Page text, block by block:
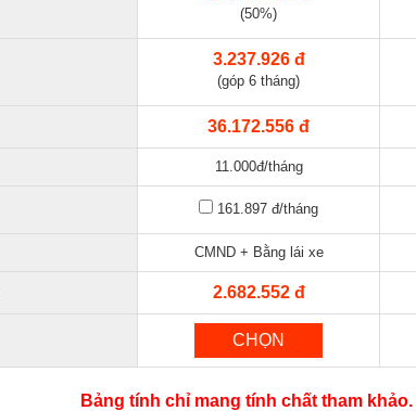
(50%)
3.237.926 đ
(góp 6 tháng)
36.172.556 đ
11.000đ/tháng
161.897 đ/tháng
CMND + Bằng lái xe
2.682.552 đ
CHỌN
Bảng tính chỉ mang tính chất tham